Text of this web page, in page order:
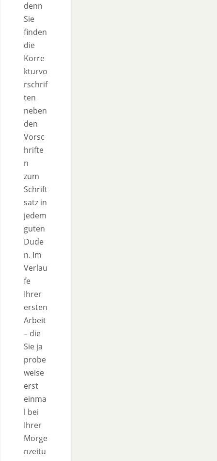
denn
Sie
finden
die
Korre
kturvo
rschrif
ten
neben
den
Vorsc
hrifte
n
zum
Schrift
satz in
jedem
guten
Dude
n. Im
Verlau
fe
Ihrer
ersten
Arbeit
– die
Sie ja
probe
weise
erst
einma
l bei
Ihrer
Morge
nzeitu